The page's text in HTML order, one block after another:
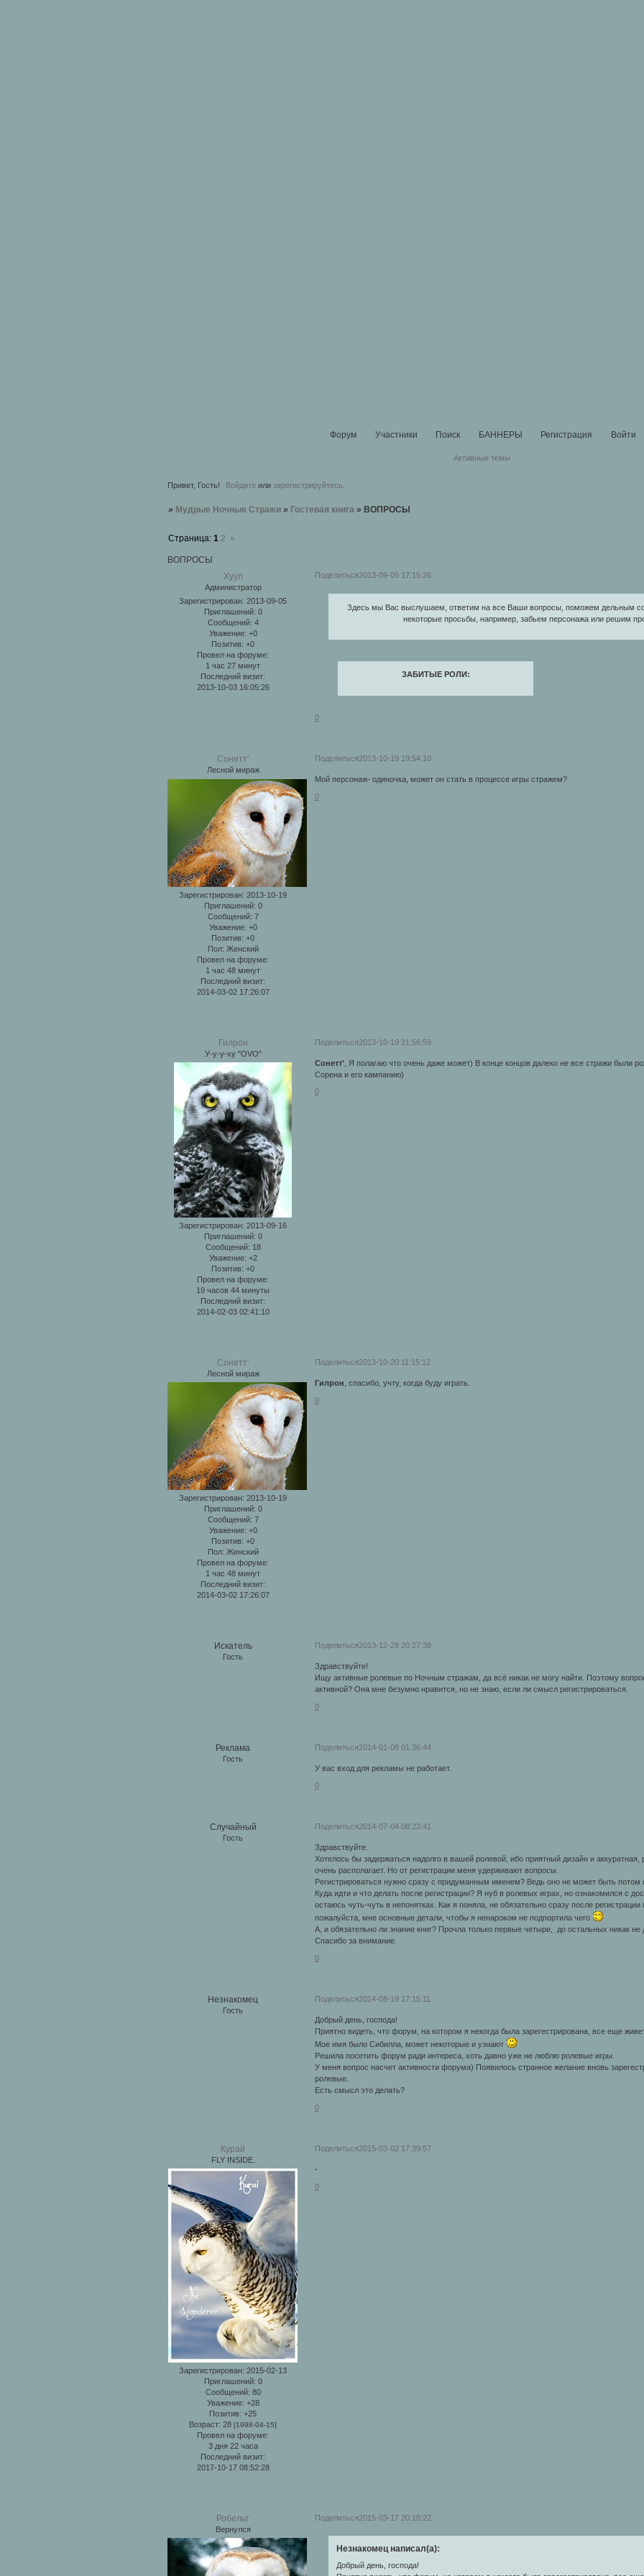
Форум Участники Поиск БАННЕРЫ Регистрация Войти
Активные темы
Привет, Гость! Войдите или зарегистрируйтесь.
» Мудрые Ночные Стражи » Гостевая книга » ВОПРОСЫ
ВОПРОСЫ
Страница: 1 2 »
Поделиться2013-09-05 17:15:26
Хуул
Администратор
Зарегистрирован: 2013-09-05
Приглашений: 0
Сообщений: 4
Уважение: +0
Позитив: +0
Провел на форуме:
1 час 27 минут
Последний визит:
2013-10-03 16:05:26
Здесь мы Вас выслушаем, ответим на все Ваши вопросы, поможем дельным
некоторые просьбы, например, забьем персонажа или решим
ЗАБИТЫЕ РОЛИ:
0
Поделиться2013-10-19 19:54:10
Сонетт'
Лесной мираж
Зарегистрирован: 2013-10-19
Приглашений: 0
Сообщений: 7
Уважение: +0
Позитив: +0
Пол: Женский
Провел на форуме:
1 час 48 минут
Последний визит:
2014-03-02 17:26:07
Мой персонаж- одиночка, может он стать в процессе игры стражем?
0
Поделиться2013-10-19 21:56:59
Гилрон
У-у-у-ху "ОVО"
Зарегистрирован: 2013-09-16
Приглашений: 0
Сообщений: 18
Уважение: +2
Позитив: +0
Провел на форуме:
19 часов 44 минуты
Последний визит:
2014-02-03 02:41:10
Сонетт' , Я полагаю что очень даже может) В конце концов далеко не все стражи были
Сорена и его кампанию)
0
Поделиться2013-10-20 11:15:12
Сонетт'
Лесной мираж
Зарегистрирован: 2013-10-19
Приглашений: 0
Сообщений: 7
Уважение: +0
Позитив: +0
Пол: Женский
Провел на форуме:
1 час 48 минут
Последний визит:
2014-03-02 17:26:07
Гилрон , спасибо, учту, когда буду играть.
0
Поделиться2013-12-28 20:27:38
Искатель
Гость
Здравствуйте!
Ищу активные ролевые по Ночным стражам, да всё никак не могу найти. Поэтому
активной? Она мне безумно нравится, но не знаю, если ли смысл регистрироваться.
0
Поделиться2014-01-08 01:36:44
Реклама
Гость
У вас вход для рекламы не работает.
0
Поделиться2014-07-04 08:23:41
Случайный
Гость
Здравствуйте.
Хотелось бы задержаться надолго в вашей ролевой, ибо приятный дизайн и
очень располагает. Но от регистрации меня удерживают вопросы.
Регистрироваться нужно сразу с придуманным именем? Ведь оно не может быть потом
Куда идти и что делать после регистрации? Я нуб в ролевых играх, но ознакомился с
остаюсь чуть-чуть в непонятках. Как я поняла, не обязательно сразу после
пожалуйста, мне основные детали, чтобы я ненароком не подпортила чего
А, и обязательно ли знание книг? Прочла только первые четыре, до остальных никак не
Спасибо за внимание.
0
Поделиться2014-08-19 17:15:11
Незнакомец
Гость
Добрый день, господа!
Приятно видеть, что форум, на котором я некогда была зарегестрирована, все еще
Мое имя было Сибилла, может некоторые и узнают
Решила посетить форум ради интереса, хоть давно уже не люблю ролевые игры.
У меня вопрос насчет активности форума) Появилось странное желание вновь
ролевые.
Есть смысл это делать?
0
Поделиться2015-03-02 17:39:57
Курай
FLY INSIDE.
Зарегистрирован: 2015-02-13
Приглашений: 0
Сообщений: 80
Уважение: +28
Позитив: +25
Возраст: 28[1998-04-15]
Провел на форуме:
3 дня 22 часа
Последний визит:
2017-10-17 08:52:28
-
0
Поделиться2015-03-17 20:18:22
Робельт
Вернулся
Незнакомец написал(а):
Добрый день, господа!